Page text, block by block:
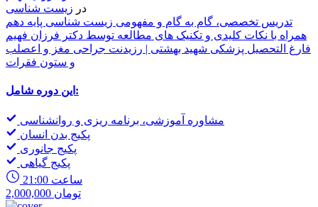
در زیست شناسی
تدریس تخصصی، گام به گام و مفهومی زیست شناسی پایه دهم
همراه با نکات کلیدی و تکنیک های مطالعه توسط دکتر فرزان فهیم
فارغ التحصیل پزشکی شهید بهشتی | رزیدنت جراحی مغز و اعصلب
و ستون فقرات
این دوره شامل:
مشاوره آموزشی، برنامه ریزی و روانشناسی
پکیج بدن انسان
پکیج جانوری
پکیج گیاهی
21:00 ساعت
2,000,000 تومان